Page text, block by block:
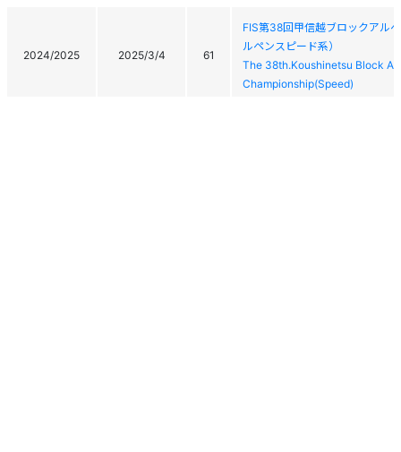
2024/2025 2025/3/4 61
FIS第38回甲信越ブロックアル
ルペンスピード系）
The 38th.Koushinetsu Block
Championship(Speed)